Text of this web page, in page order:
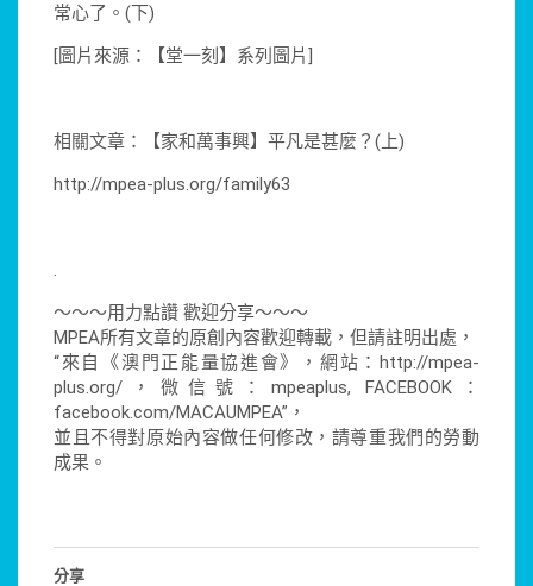
常心了。(下)
[圖片來源：【堂一刻】系列圖片]
相關文章：【家和萬事興】平凡是甚麼？(上)
http://mpea-plus.org/family63
.
～～～用力點讚 歡迎分享～～～
MPEA所有文章的原創內容歡迎轉載，但請註明出處，
“來自《澳門正能量協進會》，網站：http://mpea-
plus.org/，微信號：mpeaplus, FACEBOOK：
facebook.com/MACAUMPEA”，
並且不得對原始內容做任何修改，請尊重我們的勞動
成果。
分享